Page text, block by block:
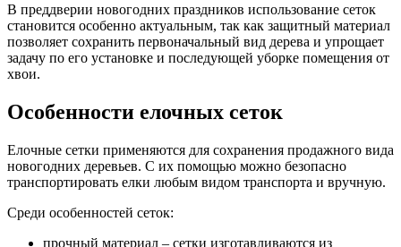
В преддверии новогодних праздников использование сеток
становится особенно актуальным, так как защитный материал
позволяет сохранить первоначальный вид дерева и упрощает
задачу по его установке и последующей уборке помещения от
хвои.
Особенности елочных сеток
Елочные сетки применяются для сохранения продажного вида
новогодних деревьев. С их помощью можно безопасно
транспортировать елки любым видом транспорта и вручную.
Среди особенностей сеток:
прочный материал – сетки изготавливаются из